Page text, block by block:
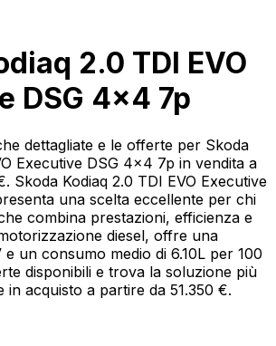
2.0 TDI EVO
DSG 4x4 7p
dettagliate e le offerte per Skoda
Executive DSG 4x4 7p in vendita a
Skoda Kodiaq 2.0 TDI EVO Executive
una scelta eccellente per chi
combina prestazioni, efficienza e
diesel, offre una
e un consumo medio di 6.10L per 100
disponibili e trova la soluzione più
in acquisto a partire da 51.350 €.